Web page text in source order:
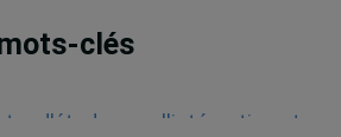
clés
d'études sur l'intégration et